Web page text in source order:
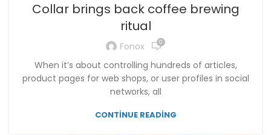
Collar brings back coffee brewing
ritual
Fonox 0
When it’s about controlling hundreds of articles,
product pages for web shops, or user profiles in social
networks, all
CONTINUE READING